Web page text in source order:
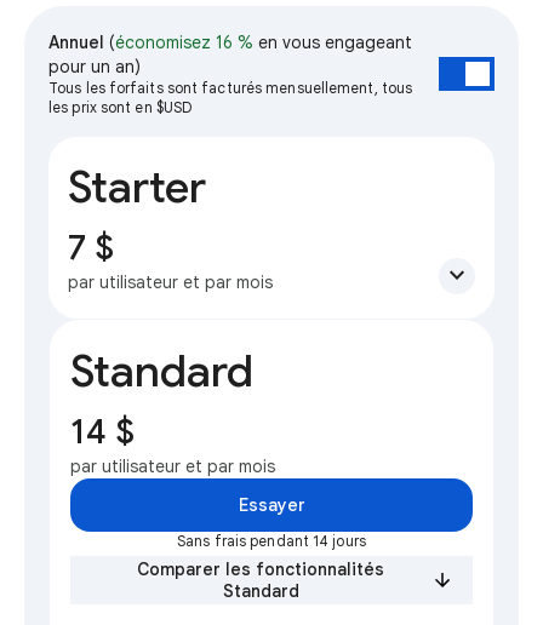
Annuel (économisez 16 % en vous engageant
pour un an)
Tous les forfaits sont facturés mensuellement, tous
les prix sont en $USD
Starter
7 $
par utilisateur et par mois expand_more
Standard
14 $
par utilisateur et par mois
Essayer
Sans frais pendant 14 jours
Comparer les fonctionnalités
Standard